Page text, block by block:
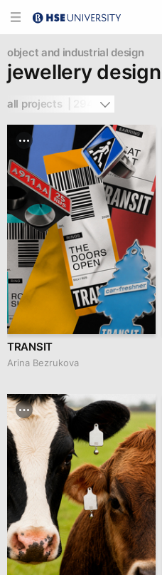
object and industrial design
jewellery design
all projects  | 294
TRANSIT
Arina Bezrukova